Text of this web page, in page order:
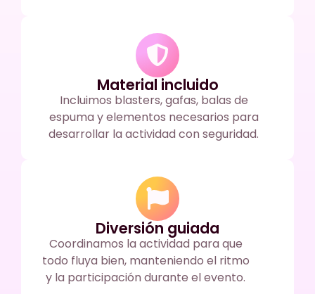
Material incluido
Incluimos blasters, gafas, balas de
espuma y elementos necesarios para
desarrollar la actividad con seguridad.
Diversión guiada
Coordinamos la actividad para que
todo fluya bien, manteniendo el ritmo
y la participación durante el evento.